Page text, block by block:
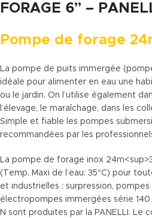
FORAGE 6” –
Pompe de forage
La pompe de puits immergée
idéale pour alimenter en eau une
ou le jardin. On l’utilise également
l’élevage, le maraîchage, dans les
Simple et fiable les pompes
recommandées par les
La pompe de forage inox
(Temp. Maxi de l’eau: 35°C) pour
et industrielles : surpression, pompes
électropompes immergées série 140
N sont produites par la PANELLI. Le